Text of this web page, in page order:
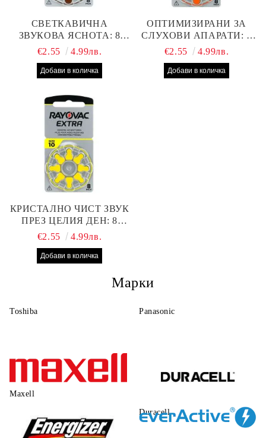
СВЕТКАВИЧНА
ЗВУКОВА ЯСНОТА: 8
БРОЯ RAYOVAC EXTRA
СЛУХОВ АПАРАТ С
€2.55 4.99лв.
ОПТИМИЗИРАНИ ЗА
СЛУХОВИ АПАРАТИ: 8
БРОЯ RAYOVAC EXTRA
ПРОИЗВОДИТЕЛНОСТ
€2.55 4.99лв.
КРИСТАЛНО ЧИСТ ЗВУК
ПРЕЗ ЦЕЛИЯ ДЕН: 8
БРОЯ RAYOVAC EXTRA
АПАРАТ
€2.55 4.99лв.
Марки
Toshiba Panasonic
Maxell
Duracell